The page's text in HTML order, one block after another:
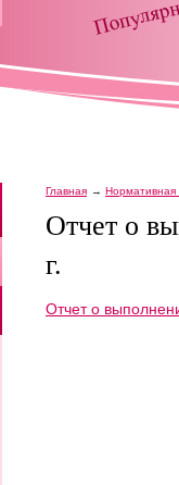
Главная Нормативная
Отчет о
г.
Отчет о